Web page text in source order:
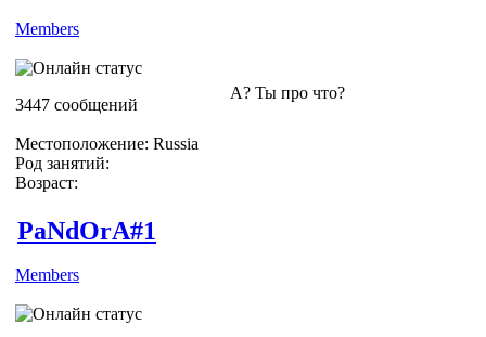
Members
3447 сообщений
Местоположение: Russia
Род занятий:
Возраст:
А? Ты про что?
PaNdOrA#1
Members